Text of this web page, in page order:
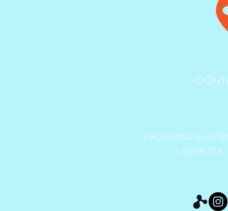
INFORMATIVA SULLA
LA SICUREZZA